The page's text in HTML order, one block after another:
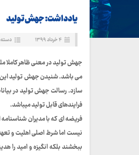
یادداشت: جهش تولید
۴ خرداد ۱۳۹۹
جهش تولید در معنی ظاهر کاملا
می باشد. شنیدن جهش تولید این
سازد. رسالت جهش تولید در
فرایندهای قابل تولید میباشد.
فریضه ای که با مدیران
نیست اما شرط اصلی اهلیت و
ببخشند بلکه انگیزه و امید را